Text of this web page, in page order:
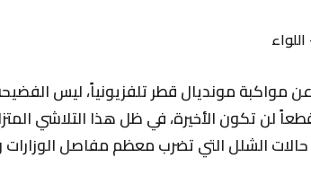
مواكبة مونديال قطر تلفزيونياً، ليس
لن تكون الأخيرة، في ظل هذا التلاشي
الشلل التي تضرب معظم مفاصل الوزارات